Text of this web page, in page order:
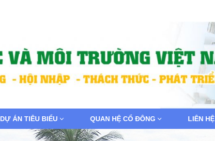
DỰ ÁN TIÊU BIỂU QUAN HỆ CỔ ĐÔNG LIÊN HỆ